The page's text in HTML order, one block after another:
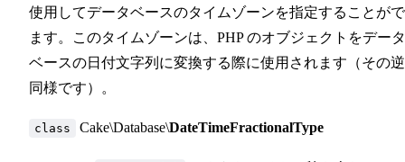
使用してデータベースのタイムゾーンを指定することが
ます。このタイムゾーンは、PHP のオブジェクトをデータ
ベースの日付文字列に変換する際に使用されます（その
同様です）。
class Cake\Database\DateTimeFractionalType